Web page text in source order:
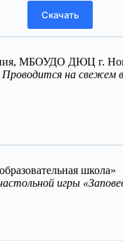
Скачать
МБОУДО ДЮЦ г.
Проводится на
школа»
игры